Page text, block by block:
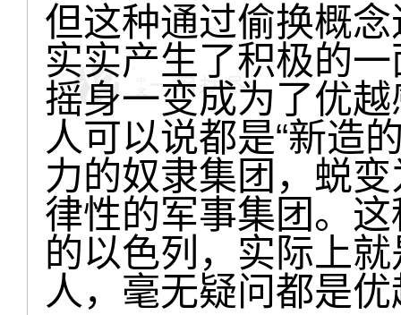
但这种通过偷换概
实实产生了积极的
摇身一变成为了优越
人可以说都是“新造
力的奴隶集团，蜕
律性的军事集团。
的以色列，实际上
人，毫无疑问都是